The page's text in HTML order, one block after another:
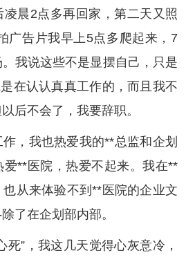
凌晨2点多再回家，第二天又照
广告片我早上5点多爬起来，7
我说这些不是显摆自己，只是
在认认真真工作的，而且我不
后不会了，我要辞职。
，我也热爱我的**总监和企划
爱**医院，热爱不起来。我在**
也从来体验不到**医院的企业文
了在企划部内部。
死”，我这几天觉得心灰意冷，